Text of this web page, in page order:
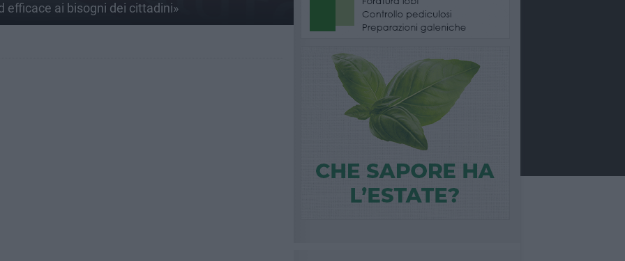
efficace ai bisogni dei cittadini»